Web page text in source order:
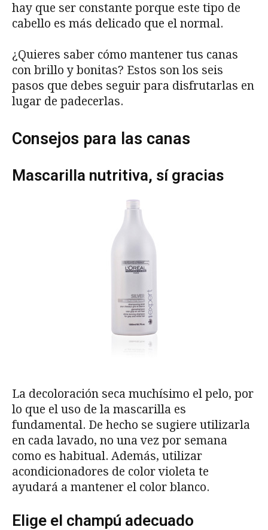
hay que ser constante porque este tipo de
cabello es más delicado que el normal.
¿Quieres saber cómo mantener tus canas
con brillo y bonitas? Estos son los seis
pasos que debes seguir para disfrutarlas en
lugar de padecerlas.
Consejos para las canas
Mascarilla nutritiva, sí gracias
La decoloración seca muchísimo el pelo, por
lo que el uso de la mascarilla es
fundamental. De hecho se sugiere utilizarla
en cada lavado, no una vez por semana
como es habitual. Además, utilizar
acondicionadores de color violeta te
ayudará a mantener el color blanco.
Elige el champú adecuado